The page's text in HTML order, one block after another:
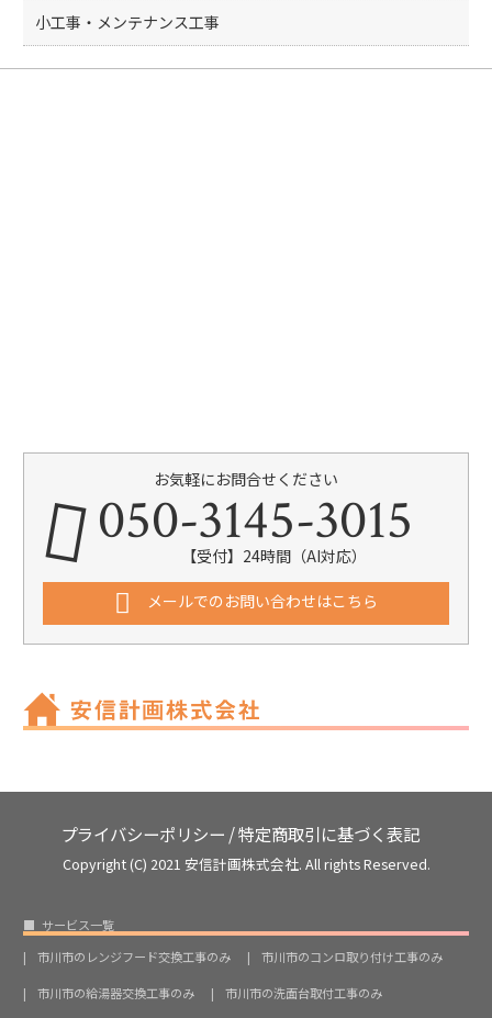
小工事・メンテナンス工事
お気軽にお問合せください
050-3145-3015
【受付】24時間（AI対応）
メールでのお問い合わせはこちら
プライバシーポリシー /特定商取引に基づく表記
Copyright (C) 2021 安信計画株式会社. All rights Reserved.
サービス一覧
市川市のレンジフード交換工事のみ
市川市のコンロ取り付け工事のみ
市川市の給湯器交換工事のみ 市川市の洗面台取付工事のみ